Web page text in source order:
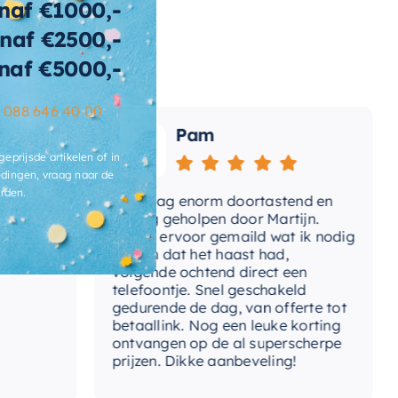
2-3 weken
Pam
Vandaag enorm doortastend en
prettig geholpen door Martijn.
Avond ervoor gemaild wat ik nodig
had en dat het haast had,
volgende ochtend direct een
telefoontje. Snel geschakeld
gedurende de dag, van offerte tot
betaallink. Nog een leuke korting
ontvangen op de al superscherpe
prijzen. Dikke aanbeveling!
€1000,-
€2500,-
€5000,-
088 646 40 00
artikelen of in
vraag naar de